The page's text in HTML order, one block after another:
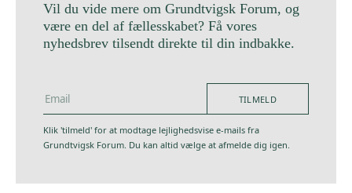
Vil du vide mere om Grundtvigsk Forum, og
være en del af fællesskabet? Få vores
nyhedsbrev tilsendt direkte til din indbakke.
TILMELD
Klik 'tilmeld' for at modtage lejlighedsvise e-mails fra
Grundtvigsk Forum. Du kan altid vælge at afmelde dig igen.
hej@grundtvigskforum.dk